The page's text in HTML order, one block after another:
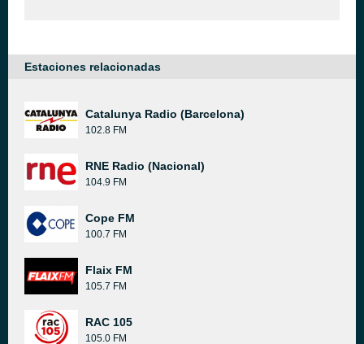
Estaciones relacionadas
Catalunya Radio (Barcelona)
102.8 FM
RNE Radio (Nacional)
104.9 FM
Cope FM
100.7 FM
Flaix FM
105.7 FM
RAC 105
105.0 FM